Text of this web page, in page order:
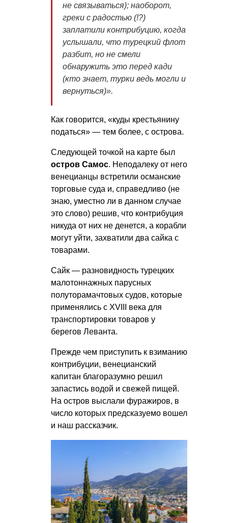
не связываться); наоборот,
греки с радостью (!?)
заплатили контрибуцию, когда
услышали, что турецкий флот
разбит, но не смели
обнаружить это перед кади
(кто знает, турки ведь могли и
вернуться)».
Как говорится, «куды крестьянину
податься» — тем более, с острова.
Следующей точкой на карте был
остров Самос. Неподалеку от него
венецианцы встретили османские
торговые суда и, справедливо (не
знаю, уместно ли в данном случае
это слово) решив, что контрибуция
никуда от них не денется, а корабли
могут уйти, захватили два сайка с
товарами.
Сайк — разновидность турецких
малотоннажных парусных
полуторамачтовых судов, которые
применялись с XVIII века для
транспортировки товаров у
берегов Леванта.
Прежде чем приступить к взиманию
контрибуции, венецианский
капитан благоразумно решил
запастись водой и свежей пищей.
На остров выслали фуражиров, в
число которых предсказуемо вошел
и наш рассказчик.